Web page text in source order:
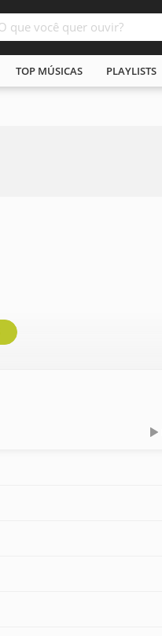
TOP MÚSICAS PLAYLISTS